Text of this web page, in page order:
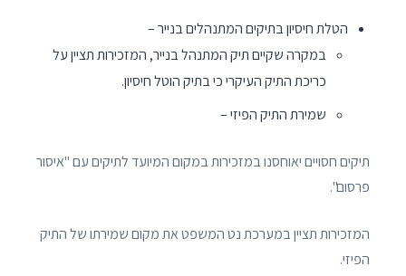
הטלת חיסיון בתיקים המתנהלים בנייר –
במקרה שקיים תיק המתנהל בנייר, המזכירות תציין על
כריכת התיק העיקרי כי בתיק הוטל חיסיון.
שמירת התיק הפיזי –
תיקים חסויים יאוחסנו במזכירות במקום המיועד לתיקים עם "איסור
פרסום".
המזכירות תציין במערכת נט המשפט את מקום שמירתו של התיק
הפיזי.